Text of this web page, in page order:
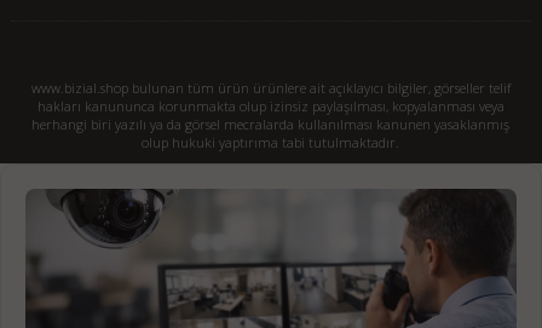
www.bizial.shop bulunan tüm ürün ürünlere ait açıklayıcı bilgiler, görseller telif
hakları kanununca korunmakta olup izinsiz paylaşılması, kopyalanması veya
herhangi biri yazılı ya da görsel mecralarda kullanılması kanunen yasaklanmış
olup hukuki yaptırıma tabi tutulmaktadır.